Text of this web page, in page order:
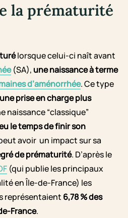
la prématurité
lorsque celui-ci naît avant
(SA), une naissance à terme
d’aménorrhée. Ce type
une prise en charge plus
naissance “classique”
le temps de finir son
avoir un impact sur sa
de prématurité. D’après le
(qui publie les principaux
en Île-de-France) les
représentaient 6,78 % des
France.